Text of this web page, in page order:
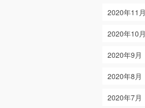
2020年11月
2020年10月
2020年9月
2020年8月
2020年7月